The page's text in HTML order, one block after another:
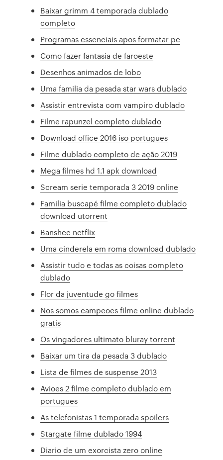
Baixar grimm 4 temporada dublado
completo
Programas essenciais apos formatar pc
Como fazer fantasia de faroeste
Desenhos animados de lobo
Uma familia da pesada star wars dublado
Assistir entrevista com vampiro dublado
Filme rapunzel completo dublado
Download office 2016 iso portugues
Filme dublado completo de ação 2019
Mega filmes hd 1.1 apk download
Scream serie temporada 3 2019 online
Familia buscapé filme completo dublado
download utorrent
Banshee netflix
Uma cinderela em roma download dublado
Assistir tudo e todas as coisas completo
dublado
Flor da juventude go filmes
Nos somos campeoes filme online dublado
gratis
Os vingadores ultimato bluray torrent
Baixar um tira da pesada 3 dublado
Lista de filmes de suspense 2013
Avioes 2 filme completo dublado em
portugues
As telefonistas 1 temporada spoilers
Stargate filme dublado 1994
Diario de um exorcista zero online